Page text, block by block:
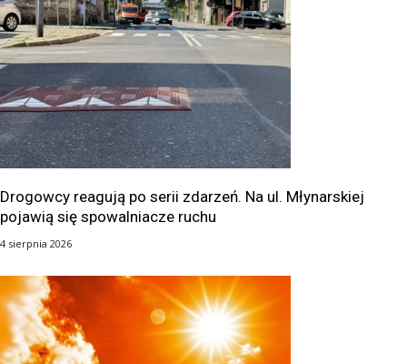
Drogowcy reagują po serii zdarzeń. Na ul. Młynarskiej
pojawią się spowalniacze ruchu
4 sierpnia 2026